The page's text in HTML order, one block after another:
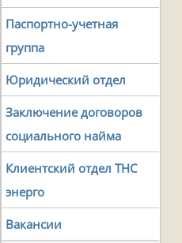
Паспортно-учетная
группа
Юридический отдел
Заключение договоров
социального найма
Клиентский отдел ТНС
энерго
Вакансии